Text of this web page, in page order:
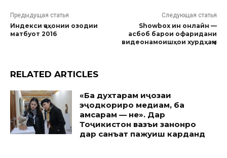
Предыдущая статья
Индекси ҷаҳонии озодии
матбуот 2016
Следующая статья
Showbox ин онлайн —
асбоб барои офаридани
видеонамоишҳои хурдҳаҷм
RELATED ARTICLES
«Ба духтарам иҷозаи
эҷодкориро медиҳам, ба
ҳамсарам — не». Дар
Тоҷикистон вазъи занонро
дар санъат пажуҳиш карданд